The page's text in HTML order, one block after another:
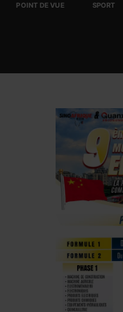
POINT DE VUE SPORT